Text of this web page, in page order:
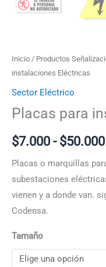
Inicio / Productos
instalaciones Eléctricas
Sector Eléctrico
Placas para
$7.000 - $50.000
Placas o marquillas
subestaciones
vienen y a donde van.
Codensa.
Tamaño